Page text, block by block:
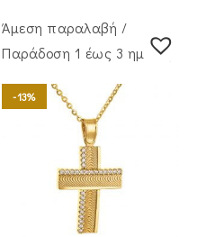
Άμεση παραλαβή /
Παράδoση 1 έως 3 ημέρες
-13%